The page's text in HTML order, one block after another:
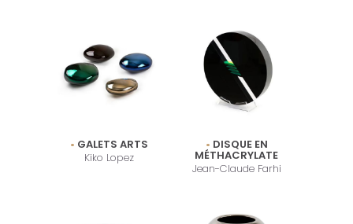
GALETS ARTS
Kiko Lopez
DISQUE EN
MÉTHACRYLATE
Jean-Claude Farhi